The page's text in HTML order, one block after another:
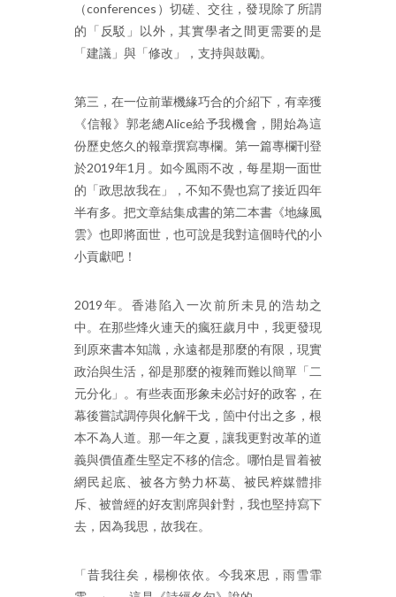
（conferences）切磋、交往，發現除了所謂
的「反駁」以外，其實學者之間更需要的是
「建議」與「修改」，支持與鼓勵。
第三，在一位前輩機緣巧合的介紹下，有幸獲
《信報》郭老總Alice給予我機會，開始為這
份歷史悠久的報章撰寫專欄。第一篇專欄刊登
於2019年1月。如今風雨不改，每星期一面世
的「政思故我在」，不知不覺也寫了接近四年
半有多。把文章結集成書的第二本書《地緣風
雲》也即將面世，也可說是我對這個時代的小
小貢獻吧！
2019年。香港陷入一次前所未見的浩劫之
中。在那些烽火連天的瘋狂歲月中，我更發現
到原來書本知識，永遠都是那麼的有限，現實
政治與生活，卻是那麼的複雜而難以簡單「二
元分化」。有些表面形象未必討好的政客，在
幕後嘗試調停與化解干戈，箇中付出之多，根
本不為人道。那一年之夏，讓我更對改革的道
義與價值產生堅定不移的信念。哪怕是冒着被
網民起底、被各方勢力杯葛、被民粹媒體排
斥、被曾經的好友割席與針對，我也堅持寫下
去，因為我思，故我在。
「昔我往矣，楊柳依依。今我來思，雨雪霏